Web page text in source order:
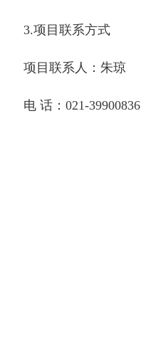
3.项目联系方式
项目联系人： 朱琼
电 话： 021-39900836